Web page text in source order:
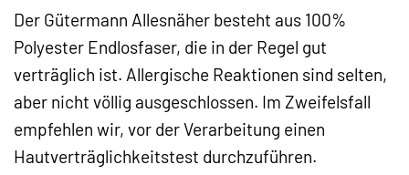
Der Gütermann Allesnäher besteht aus 100%
Polyester Endlosfaser, die in der Regel gut
verträglich ist. Allergische Reaktionen sind selten,
aber nicht völlig ausgeschlossen. Im Zweifelsfall
empfehlen wir, vor der Verarbeitung einen
Hautverträglichkeitstest durchzuführen.